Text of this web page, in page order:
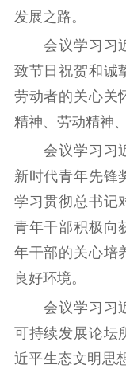
思想政治教育
精品出版
党建
发展之路。
会议学习习近
致节日祝贺和诚
劳动者的关心关
精神、劳动精神
会议学习习近
新时代青年先锋
学习贯彻总书记
青年干部积极向
年干部的关心培
良好环境。
会议学习习近
可持续发展论坛
近平生态文明思